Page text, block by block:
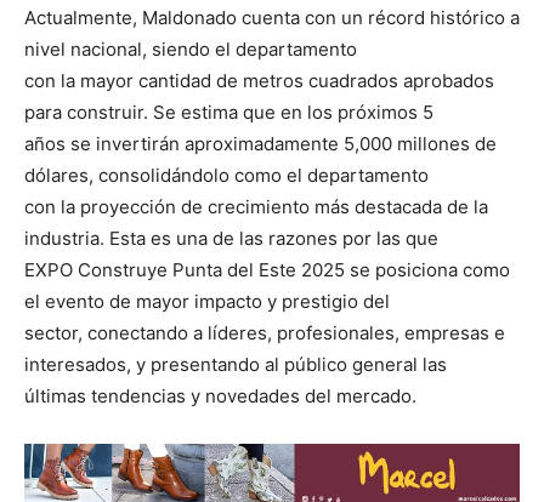
Actualmente, Maldonado cuenta con un récord histórico a
nivel nacional, siendo el departamento
con la mayor cantidad de metros cuadrados aprobados
para construir. Se estima que en los próximos 5
años se invertirán aproximadamente 5,000 millones de
dólares, consolidándolo como el departamento
con la proyección de crecimiento más destacada de la
industria. Esta es una de las razones por las que
EXPO Construye Punta del Este 2025 se posiciona como
el evento de mayor impacto y prestigio del
sector, conectando a líderes, profesionales, empresas e
interesados, y presentando al público general las
últimas tendencias y novedades del mercado.